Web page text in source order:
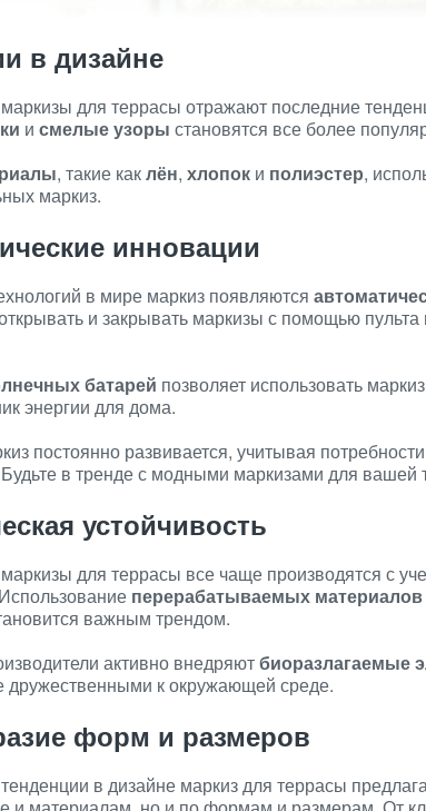
в дизайне
для террасы отражают последние
и смелые узоры становятся все более
, такие каклён, хлопок и полиэстер,
маркиз.
инновации
в мире маркиз появляются
и закрывать маркизы с помощью
батарей позволяет использовать
энергии для дома.
постоянно развивается, учитывая
в тренде с модными маркизами для вашей
устойчивость
для террасы все чаще производятся с
перерабатываемых материалов
важным трендом.
активно внедряютбиоразлагаемые
дружественными к окружающей среде.
форм и размеров
в дизайне маркиз для террасы